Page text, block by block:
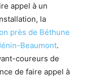
appel à un
la
près de Béthune
Beaumont.
coureurs de
de faire appel à